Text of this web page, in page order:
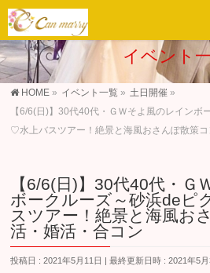
イベント
HOME » イベント一覧 » 土日開催 »
【6/6(日)】30代40代・ＧＷそよ風のレインボ
♡水上バスツアー！絶景と海風おさんぽ散策
【6/6(日)】30代40代・Ｇ
ボークルーズ～砂浜deピ
スツアー！絶景と海風お
活・婚活・合コン
投稿日 : 2021年5月11日 最終更新日時 : 2021年5月